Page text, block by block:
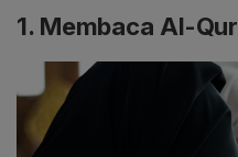
1. Membaca Al-